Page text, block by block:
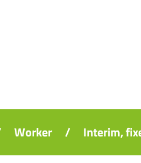
Worker / Interim,